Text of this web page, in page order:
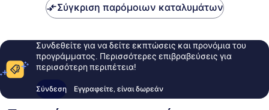
Σύγκριση παρόμοιων καταλυμάτων
Συνδεθείτε για να δείτε εκπτώσεις και προνόμια του
προγράμματος. Περισσότερες επιβραβεύσεις για
περισσότερη περιπέτεια!
Σύνδεση Εγγραφείτε, είναι δωρεάν